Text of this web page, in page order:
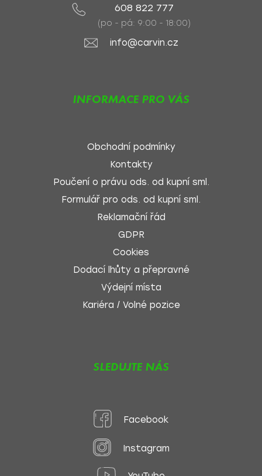
608 822 777
(po - pá: 9:00 - 18:00)
info@carvin.cz
INFORMACE PRO VÁS
Obchodní podmínky
Kontakty
Poučení o právu ods. od kupní sml.
Formulář pro ods. od kupní sml.
Reklamační řád
GDPR
Cookies
Dodací lhůty a přepravné
Výdejní místa
Kariéra / Volné pozice
SLEDUJTE NÁS
Facebook
Instagram